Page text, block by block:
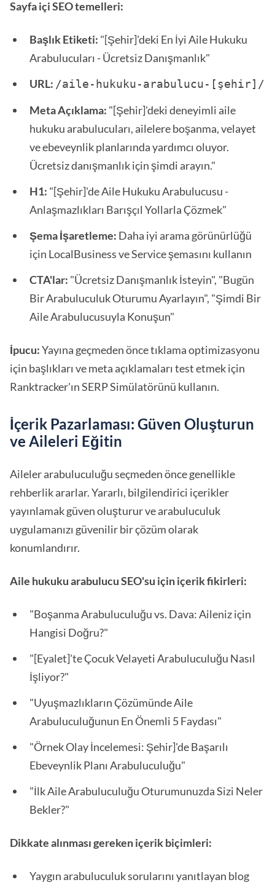
Sayfa içi SEO temelleri:
Başlık Etiketi: "[Şehir]'deki En İyi Aile Hukuku
Arabulucuları - Ücretsiz Danışmanlık"
URL:
Meta Açıklama: "[Şehir]'deki deneyimli aile
hukuku arabulucuları, ailelere boşanma, velayet
ve ebeveynlik planlarında yardımcı oluyor.
Ücretsiz danışmanlık için şimdi arayın."
H1: "[Şehir]'de Aile Hukuku Arabulucusu -
Anlaşmazlıkları Barışçıl Yollarla Çözmek"
Şema İşaretleme: Daha iyi arama görünürlüğü
için LocalBusiness ve Service şemasını kullanın
CTA'lar: "Ücretsiz Danışmanlık İsteyin", "Bugün
Bir Arabuluculuk Oturumu Ayarlayın", "Şimdi Bir
Aile Arabulucusuyla Konuşun"
İpucu:Yayına geçmeden önce tıklama optimizasyonu
için başlıkları ve meta açıklamaları test etmek için
Ranktracker'ın SERP Simülatörünü kullanın.
İçerik Pazarlaması: Güven Oluşturun
ve Aileleri Eğitin
Aileler arabuluculuğu seçmeden önce genellikle
rehberlik ararlar. Yararlı, bilgilendirici içerikler
yayınlamak güven oluşturur ve arabuluculuk
uygulamanızı güvenilir bir çözüm olarak
konumlandırır.
Aile hukuku arabulucu SEO'su için içerik fikirleri:
"Boşanma Arabuluculuğu vs. Dava: Aileniz için
Hangisi Doğru?"
"[Eyalet]'te Çocuk Velayeti Arabuluculuğu Nasıl
İşliyor?"
"Uyuşmazlıkların Çözümünde Aile
Arabuluculuğunun En Önemli 5 Faydası"
"Örnek Olay İncelemesi: Şehir]'de Başarılı
Ebeveynlik Planı Arabuluculuğu"
"İlk Aile Arabuluculuğu Oturumunuzda Sizi Neler
Bekler?"
Dikkate alınması gereken içerik biçimleri:
Yaygın arabuluculuk sorularını yanıtlayan blog